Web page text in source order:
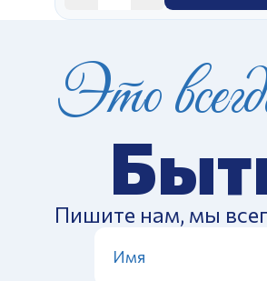
Это
Пишите нам, мы